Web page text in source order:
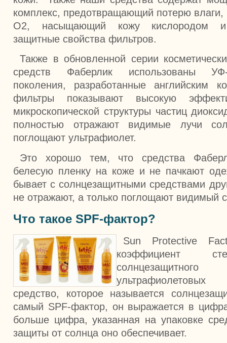
комплекс, предотвращающий потерю влаги,
O2, насыщающий кожу кислородом и
защитные свойства фильтров.
Также в обновленной серии
средств Фаберлик использованы
поколения, разработанные английским
фильтры показывают высокую
микроскопической структуры частиц
полностью отражают видимые лучи
поглощают ультрафиолет.
Это хорошо тем, что средства
белесую пленку на коже и не пачкают
бывает с солнцезащитными средствами
не отражают, а только поглощают видимый
Что такое SPF-фактор?
Sun Protective
коэффициент
средство, которое называется
самый SPF-фактор, он выражается в
больше цифра, указанная на упаковке
защиты от солнца оно обеспечивает.